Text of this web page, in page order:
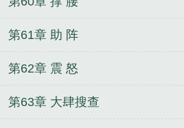
第61章 助 阵
第62章 震 怒
第63章 大肆搜查